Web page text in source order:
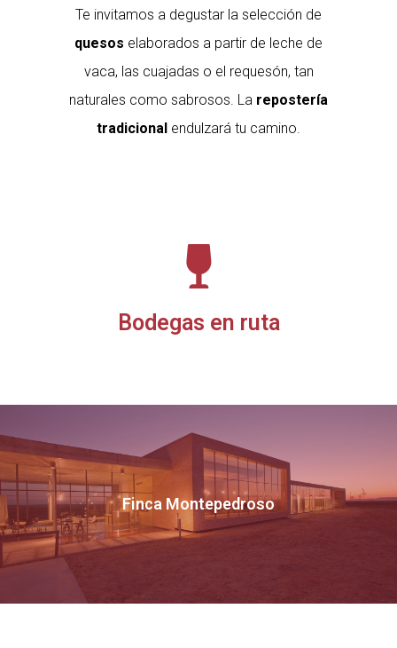
Te invitamos a degustar la selección de
quesos elaborados a partir de leche de
vaca, las cuajadas o el requesón, tan
naturales como sabrosos. La repostería
tradicional endulzará tu camino.
Bodegas en ruta
Finca Montepedroso